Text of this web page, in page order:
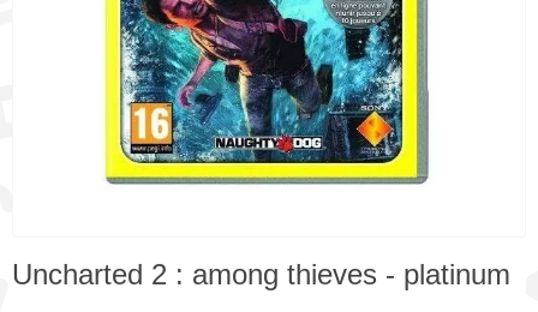
Uncharted 2 : among thieves - platinum